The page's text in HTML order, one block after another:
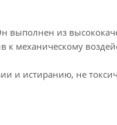
из
механическому
и истиранию, не